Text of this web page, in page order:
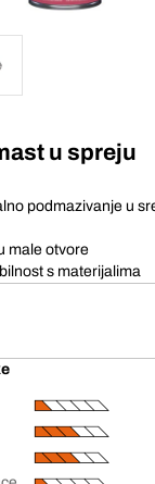
u spreju
podmazivanje u
male otvore
s materijalima